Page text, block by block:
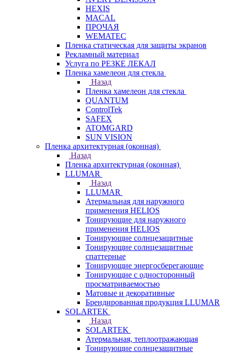
HEXIS
MACAL
ПРОЧАЯ
WEMATEC
Пленка статическая для защиты экранов
Рекламный материал
Услуга по РЕЗКЕ ЛЕКАЛ
Пленка хамелеон для стекла
Назад
Пленка хамелеон для стекла
QUANTUM
ControlTek
SAFEX
ATOMGARD
SUN VISION
Пленка архитектурная (оконная)
Назад
Пленка архитектурная (оконная)
LLUMAR
Назад
LLUMAR
Атермальная для наружного
применения HELIOS
Тонирующие для наружного
применения HELIOS
Тонирующие солнцезащитные
Тонирующие солнцезащитные
спаттерные
Тонирующие энергосберегающие
Тонирующие с односторонный
просматриваемостью
Матовые и декоративные
Брендированная продукция LLUMAR
SOLARTEK
Назад
SOLARTEK
Атермальная, теплоотражающая
Тонирующие солнцезащитные